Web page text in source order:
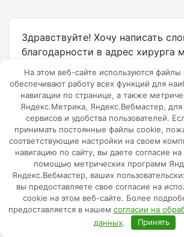
Здравствуйте! Хочу написать
благодарности в адрес хирурга
центра SBS MED (на Навои)
Каната Асилхановича. Канат
спасибо Вам за ваш
чувство юмора, такт, за то что
доходчиво всё объяснили моим
самое главное, отдельное
проведённую операцию. С
Тютюник Александра.
Александра 19/07/2021
Айтаханов Канат
На этом веб-сайте используются
обеспечивают работу всех функций для
навигации по странице, а также
Яндекс.Метрика, Яндекс.Вебмастер, для
сервисов и удобства пользователей.
принимать постоянные файлы cookie,
соответствующие настройки на своем
навигацию по сайту, вы даете согласие на
помощью метрических программ
Яндекс.Вебмастер, ваших
вы предоставляете свое согласие на
cookie на этом веб-сайте. Более
предоставляется в нашем согласии на
данных. Принять